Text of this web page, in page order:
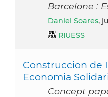
Barcelone :
Daniel Soares,
RIUESS
Construccion de
Economia
Concept